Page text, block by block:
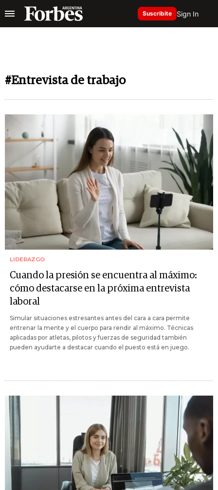
Suscribite Sign In
#Entrevista de trabajo
LIDERAZGO
Cuando la presión se encuentra al máximo:
cómo destacarse en la próxima entrevista
laboral
Simular situaciones estresantes antes del cara a cara permite
entrenar la mente y el cuerpo para rendir al máximo. Técnicas
aplicadas por atletas, pilotos y fuerzas de seguridad también
pueden ayudarte a destacar cuando el puesto está en juego.